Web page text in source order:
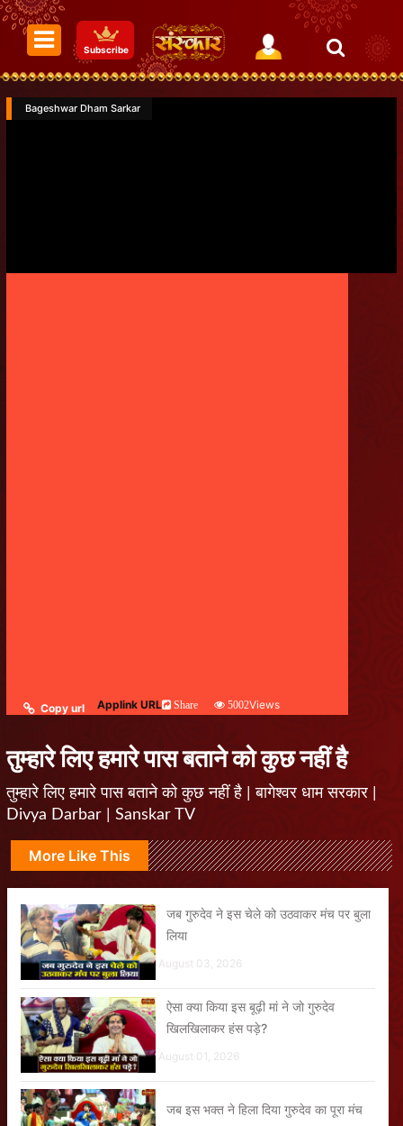
Subscribe
Bageshwar Dham Sarkar
Copy url Applink URL Share 5002Views
तुम्हारे लिए हमारे पास बताने को कुछ नहीं है
तुम्हारे लिए हमारे पास बताने को कुछ नहीं है | बागेश्वर धाम सरकार |
Divya Darbar | Sanskar TV
More Like This
जब गुरुदेव ने इस चेले को उठवाकर मंच पर बुला
लिया
August 03, 2026
ऐसा क्या किया इस बूढ़ी मां ने जो गुरुदेव
खिलखिलाकर हंस पड़े?
August 01, 2026
जब इस भक्त ने हिला दिया गुरुदेव का पूरा मंच